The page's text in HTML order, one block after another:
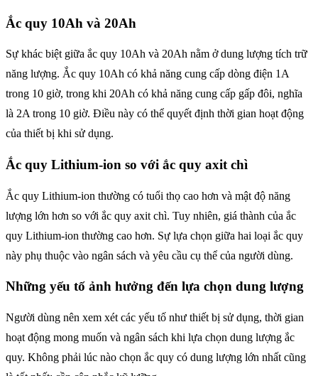
Ắc quy 10Ah và 20Ah
Sự khác biệt giữa ắc quy 10Ah và 20Ah nằm ở dung lượng tích trữ
năng lượng. Ắc quy 10Ah có khả năng cung cấp dòng điện 1A
trong 10 giờ, trong khi 20Ah có khả năng cung cấp gấp đôi, nghĩa
là 2A trong 10 giờ. Điều này có thể quyết định thời gian hoạt động
của thiết bị khi sử dụng.
Ắc quy Lithium-ion so với ắc quy axit chì
Ắc quy Lithium-ion thường có tuổi thọ cao hơn và mật độ năng
lượng lớn hơn so với ắc quy axit chì. Tuy nhiên, giá thành của ắc
quy Lithium-ion thường cao hơn. Sự lựa chọn giữa hai loại ắc quy
này phụ thuộc vào ngân sách và yêu cầu cụ thể của người dùng.
Những yếu tố ảnh hưởng đến lựa chọn dung lượng
Người dùng nên xem xét các yếu tố như thiết bị sử dụng, thời gian
hoạt động mong muốn và ngân sách khi lựa chọn dung lượng ắc
quy. Không phải lúc nào chọn ắc quy có dung lượng lớn nhất cũng